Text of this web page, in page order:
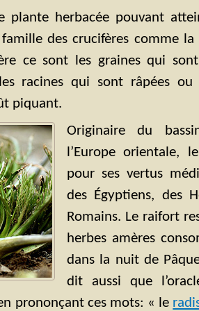
plante herbacée pouvant
des crucifères comme la
ce sont les graines qui
racines qui sont râpées
piquant.
Originaire du
l’Europe orientale,
pour ses vertus
des Égyptiens, des
Romains. Le raifort
herbes amères
dans la nuit de
dit aussi que
prononçant ces mots: « le